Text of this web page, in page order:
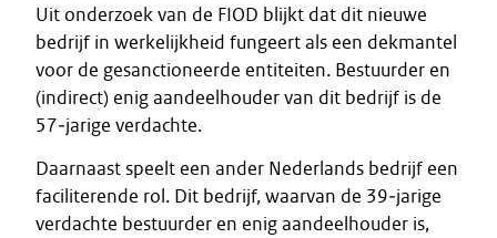
Uit onderzoek van de FIOD blijkt dat dit nieuwe
bedrijf in werkelijkheid fungeert als een dekmantel
voor de gesanctioneerde entiteiten. Bestuurder en
(indirect) enig aandeelhouder van dit bedrijf is de
57‑jarige verdachte.
Daarnaast speelt een ander Nederlands bedrijf een
faciliterende rol. Dit bedrijf, waarvan de 39‑jarige
verdachte bestuurder en enig aandeelhouder is,